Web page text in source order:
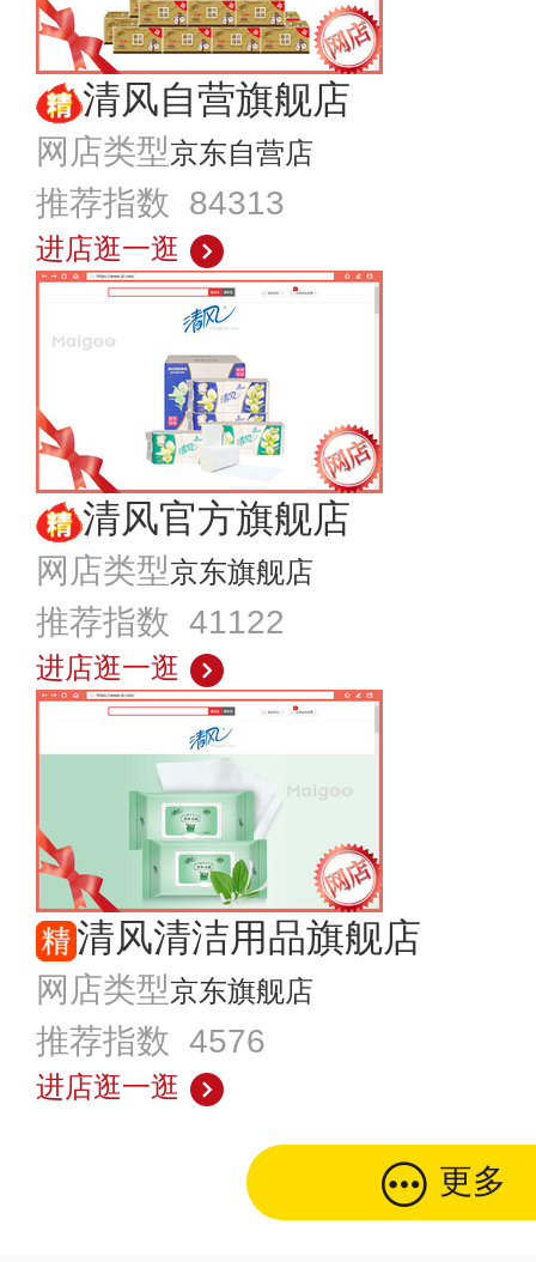
清风自营旗舰店
网店类型京东自营店
推荐指数 84313
进店逛一逛
清风官方旗舰店
网店类型京东旗舰店
推荐指数 41122
进店逛一逛
清风清洁用品旗舰店
网店类型京东旗舰店
推荐指数 4576
进店逛一逛
更多